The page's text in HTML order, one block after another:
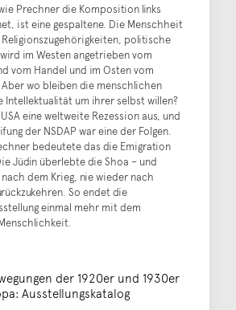
Prechner die Komposition links
ist eine gespaltene. Die Menschheit
politische
im Westen angetrieben vom
vom Handel und im Osten vom
Aber wo bleiben die menschlichen
Intellektualität um ihrer selbst willen?
eine weltweite Rezession aus, und
der NSDAP war eine der Folgen.
bedeutete das die Emigration
Jüdin überlebte die Shoa – und
dem Krieg, nie wieder nach
So endet die
einmal mehr mit dem
der 1920er und 1930er
Ausstellungskatalog